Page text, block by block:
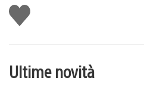
Mi
piace
Ultime novità